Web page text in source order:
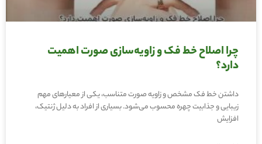
چرا اصلاح خط فک و زاویه‌سازی صورت اهمیت
دارد؟
داشتن خط فک مشخص و زاویه صورت متناسب، یکی از معیارهای مهم
زیبایی و جذابیت چهره محسوب می‌شود. بسیاری از افراد به دلیل ژنتیک،
افزایش